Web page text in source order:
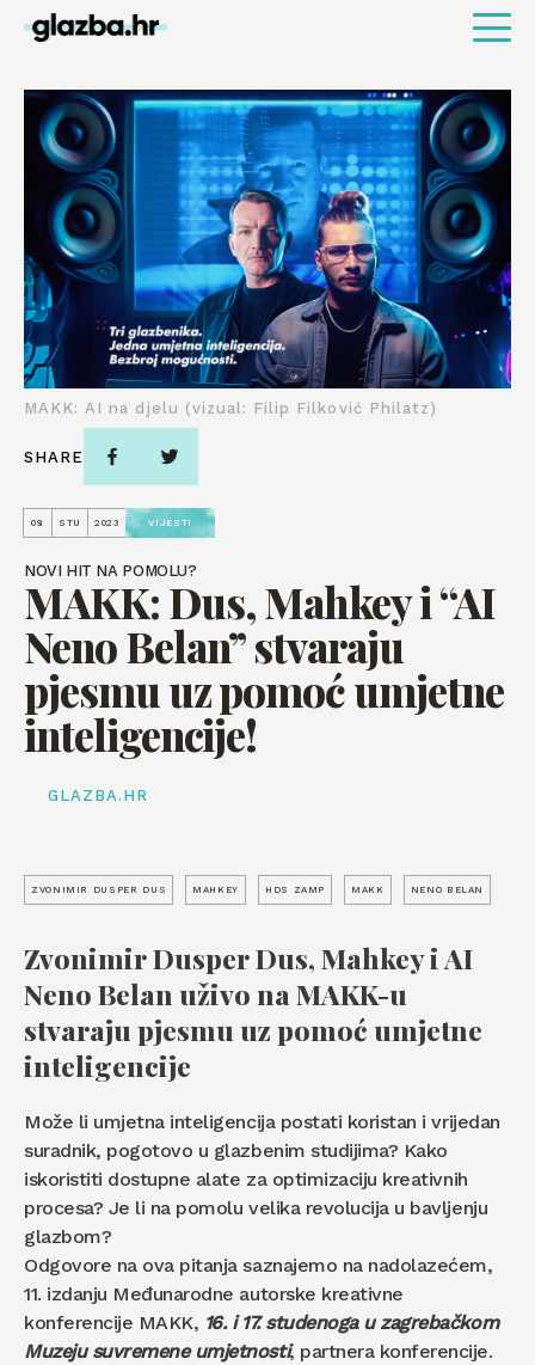
08 STU 2023 VIJESTI
NOVI HIT NA POMOLU?
MAKK: Dus, Mahkey i “AI
Neno Belan” stvaraju
pjesmu uz pomoć umjetne
inteligencije!
GLAZBA.HR
MAKK: AI na djelu (vizual: Filip Filković Philatz)
SHARE
ZVONIMIR DUSPER DUS MAHKEY HDS ZAMP MAKK NENO BELAN
Zvonimir Dusper Dus, Mahkey i AI
Neno Belan uživo na MAKK-u
stvaraju pjesmu uz pomoć umjetne
inteligencije
Može li umjetna inteligencija postati koristan i vrijedan
suradnik, pogotovo u glazbenim studijima? Kako
iskoristiti dostupne alate za optimizaciju kreativnih
procesa? Je li na pomolu velika revolucija u bavljenju
glazbom?
Odgovore na ova pitanja saznajemo na nadolazećem,
11. izdanju Međunarodne autorske kreativne
konferencije MAKK, 16. i 17. studenoga u zagrebačkom
Muzeju suvremene umjetnosti, partnera konferencije.